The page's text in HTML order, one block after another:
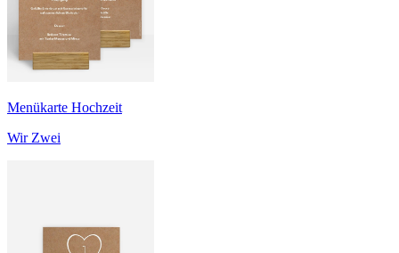
Menükarte Hochzeit
Wir Zwei